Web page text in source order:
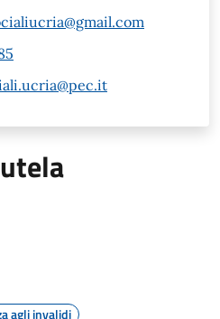
agli invalidi